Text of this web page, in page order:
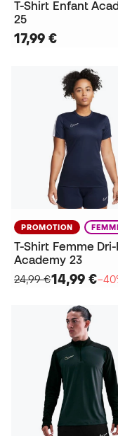
T-Shirt Enfant
25
17,99 €
PROMOTION
T-Shirt Femme
Academy 23
24,99 €14,99 €